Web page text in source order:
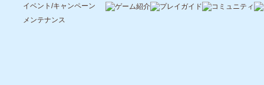
イベント/キャンペーン
メンテナンス